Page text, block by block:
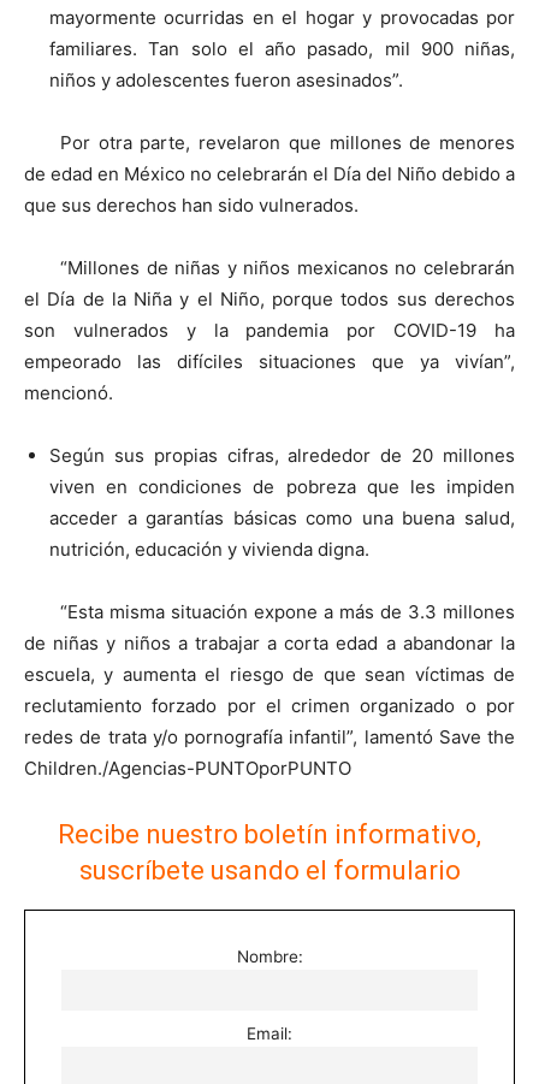
mayormente ocurridas en el hogar y provocadas por
familiares. Tan solo el año pasado, mil 900 niñas,
niños y adolescentes fueron asesinados”.
Por otra parte, revelaron que millones de menores
de edad en México no celebrarán el Día del Niño debido a
que sus derechos han sido vulnerados.
“Millones de niñas y niños mexicanos no celebrarán
el Día de la Niña y el Niño, porque todos sus derechos
son vulnerados y la pandemia por COVID-19 ha
empeorado las difíciles situaciones que ya vivían”,
mencionó.
Según sus propias cifras, alrededor de 20 millones
viven en condiciones de pobreza que les impiden
acceder a garantías básicas como una buena salud,
nutrición, educación y vivienda digna.
“Esta misma situación expone a más de 3.3 millones
de niñas y niños a trabajar a corta edad a abandonar la
escuela, y aumenta el riesgo de que sean víctimas de
reclutamiento forzado por el crimen organizado o por
redes de trata y/o pornografía infantil”, lamentó Save the
Children./Agencias-PUNTOporPUNTO
Recibe nuestro boletín informativo,
suscríbete usando el formulario
Nombre:
Email: